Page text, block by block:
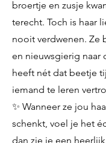
broertje en zusje
terecht. Toch is haar
nooit verdwenen. Ze
en nieuwsgierig naar
heeft nét dat beetje
iemand te leren
✨ Wanneer ze jou
schenkt, voel je het
dan zie je een heerlijk